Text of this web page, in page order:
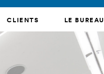
CLIENTS LE BUREAU